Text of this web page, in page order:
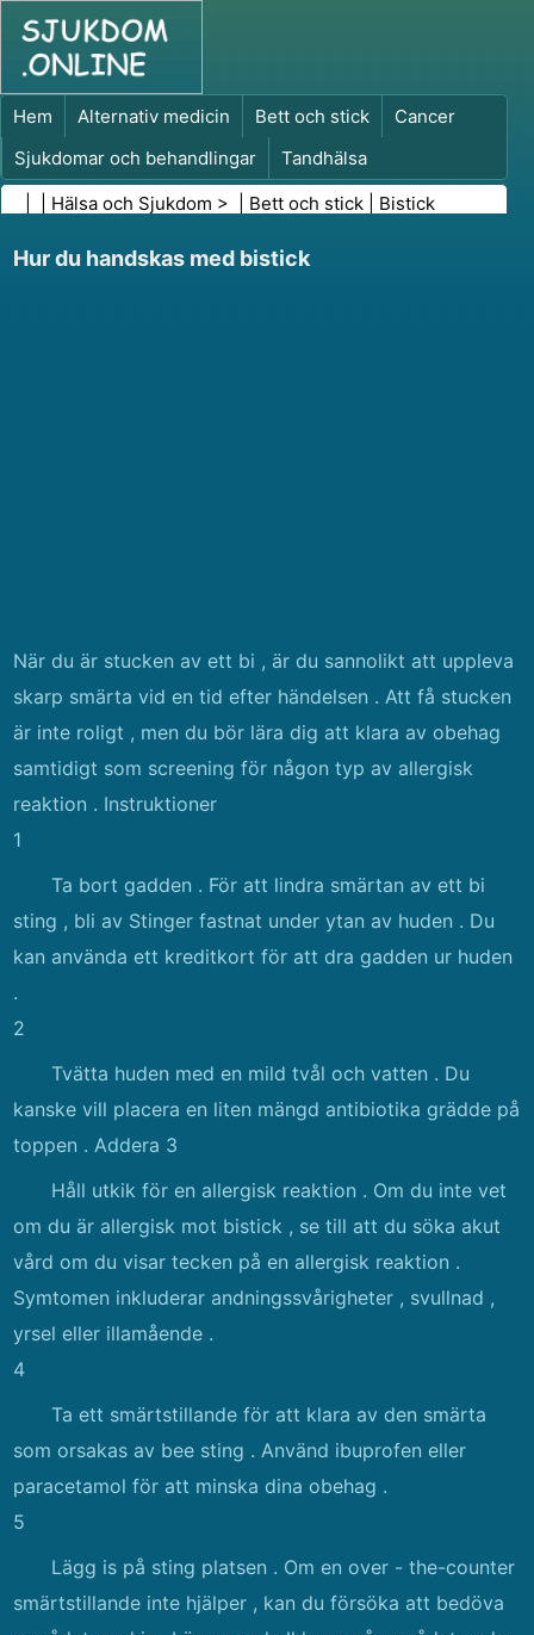
Hem Alternativ medicin Bett och stick
Cancer
Sjukdomar och behandlingar
Tandhälsa
Kost och näring
Familjehälsa
Hälsa och Sjukdom > | Bett och stick Bistick
Hur du handskas med bistick
När du är stucken av ett bi , är du sannolikt att uppleva
skarp smärta vid en tid efter händelsen . Att få stucken
är inte roligt , men du bör lära dig att klara av obehag
samtidigt som screening för någon typ av allergisk
reaktion . Instruktioner
1
Ta bort gadden . För att lindra smärtan av ett bi
sting , bli av Stinger fastnat under ytan av huden . Du
kan använda ett kreditkort för att dra gadden ur huden
.
2
Tvätta huden med en mild tvål och vatten . Du
kanske vill placera en liten mängd antibiotika grädde på
toppen . Addera 3
Håll utkik för en allergisk reaktion . Om du inte vet
om du är allergisk mot bistick , se till att du söka akut
vård om du visar tecken på en allergisk reaktion .
Symtomen inkluderar andningssvårigheter , svullnad ,
yrsel eller illamående .
4
Ta ett smärtstillande för att klara av den smärta
som orsakas av bee sting . Använd ibuprofen eller
paracetamol för att minska dina obehag .
5
Lägg is på sting platsen . Om en over - the-counter
smärtstillande inte hjälper , kan du försöka att bedöva